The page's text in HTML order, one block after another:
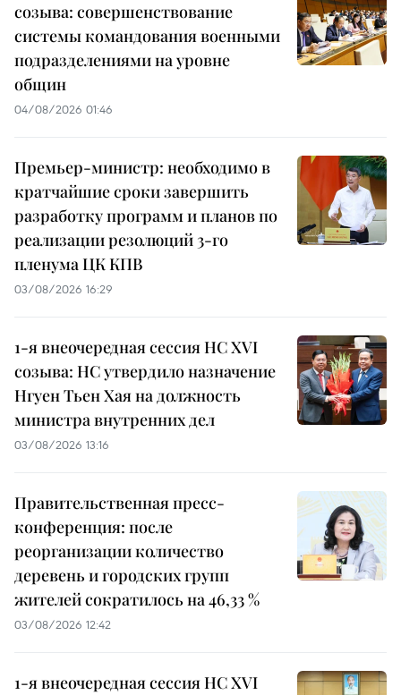
созыва: совершенствование
системы командования военными
подразделениями на уровне
общин
04/08/2026 01:46
Премьер-министр: необходимо в
кратчайшие сроки завершить
разработку программ и планов по
реализации резолюций 3-го
пленума ЦК КПВ
03/08/2026 16:29
1-я внеочередная сессия НС XVI
созыва: НС утвердило назначение
Нгуен Тьен Хая на должность
министра внутренних дел
03/08/2026 13:16
Правительственная пресс-
конференция: после
реорганизации количество
деревень и городских групп
жителей сократилось на 46,33 %
03/08/2026 12:42
1-я внеочередная сессия НС XVI